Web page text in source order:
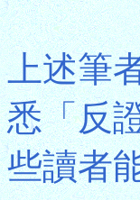
上述筆
悉「反
些讀者